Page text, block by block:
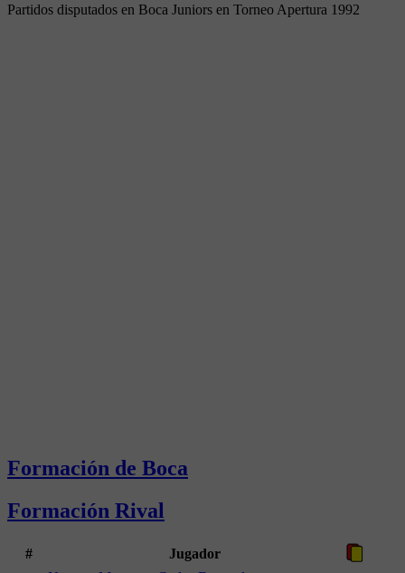
Partidos disputados en Boca Juniors en Torneo Apertura 1992
Formación de Boca
Formación Rival
#
Jugador